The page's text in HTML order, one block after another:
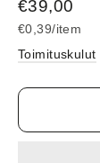
€39,00
€0,39/item
Toimituskulut